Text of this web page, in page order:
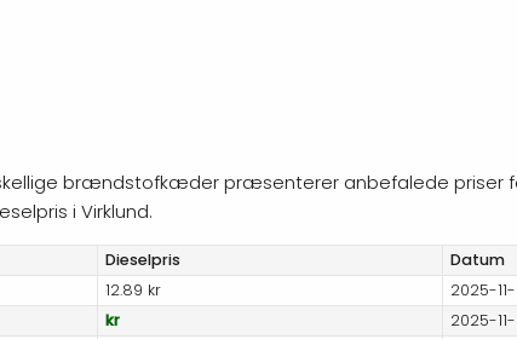
brændstofkæder præsenterer anbefalede priser
i Virklund.
Dieselpris
Datum
12.89 kr
2025-
kr
2025-